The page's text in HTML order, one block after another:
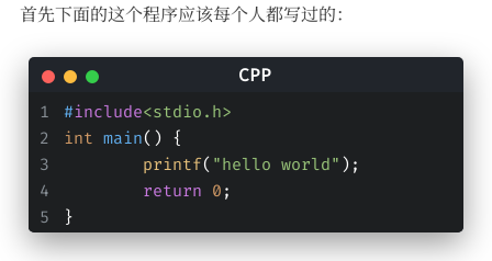
首先下面的这个程序应该每个人都写过的：
#include<stdio.h>
int main() {
printf( "hello world" );
return 0 ;
}